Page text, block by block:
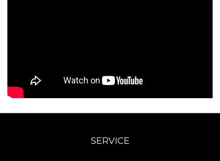
SERVICE